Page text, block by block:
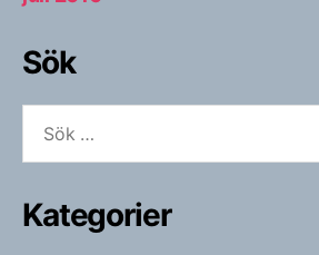
Sök
efter:
Kategorier